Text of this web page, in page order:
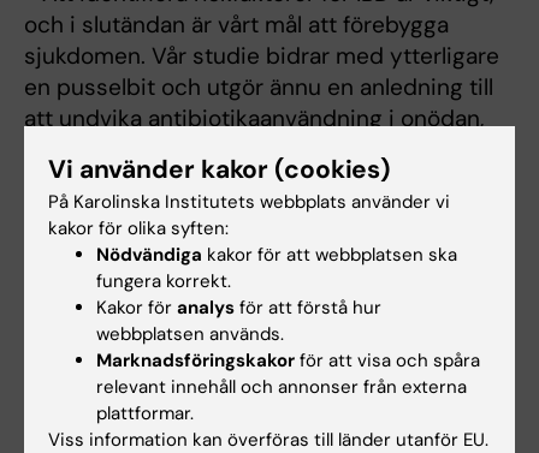
och i slutändan är vårt mål att förebygga
sjukdomen. Vår studie bidrar med ytterligare
en pusselbit och utgör ännu en anledning till
att undvika antibiotikaanvändning i onödan,
Studien har finansierats med hjälp av National
Institutes of Health, Crohn’s and Colitis
Foundation, American Gastroenterological
Association, Massachusetts General Hospital
och Karolinska Institutet.
Publikation
Vi använder kakor (cookies)
På Karolinska Institutets webbplats använder vi
kakor för olika syften:
Nödvändiga kakor för att webbplatsen ska
fungera korrekt.
Kakor för analys för att förstå hur
webbplatsen används.
Marknadsföringskakor för att visa och spåra
relevant innehåll och annonser från externa
plattformar.
Viss information kan överföras till länder utanför EU.